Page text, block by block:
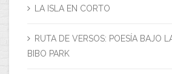
LA ISLA EN CORTO
RUTA DE VERSOS: POESÍA BAJO
BIBO PARK